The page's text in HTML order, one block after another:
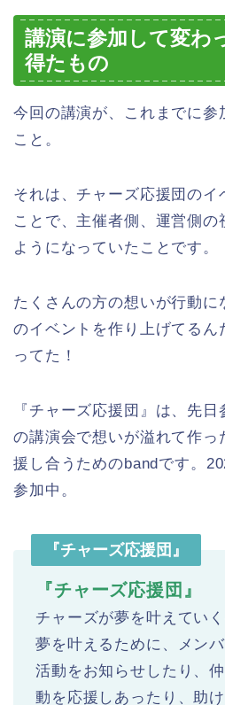
講演に参加して変わ
得たもの
今回の講演が、これまでに参
こと。
それは、チャーズ応援団のイ
ことで、主催者側、運営側の
ようになっていたことです。
たくさんの方の想いが行動に
のイベントを作り上げてるん
ってた！
『チャーズ応援団』は、 先日
の講演会で想いが溢れて作っ
援し合うためのbandです。
参加中。
『チャーズ応援団』
『チャーズ応援団』
チャーズが夢を叶えてい
夢を叶えるために、メン
活動をお知らせしたり、
動を応援しあったり、助